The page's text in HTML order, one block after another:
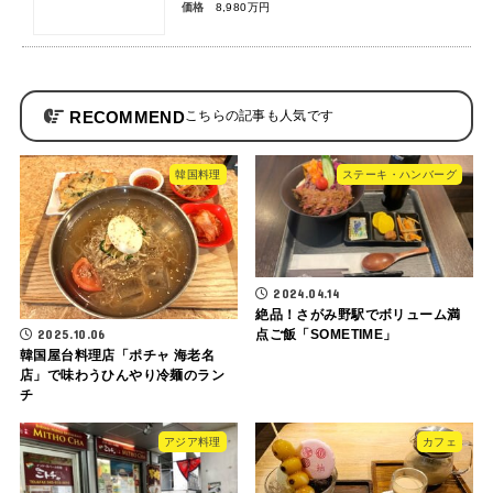
価格
8,980万円
RECOMMEND
韓国料理
2025.10.06
韓国屋台料理店「ポチャ 海老名
店」で味わうひんやり冷麺のラン
チ
ステーキ・ハンバーグ
2024.04.14
絶品！さがみ野駅でボリューム満
点ご飯「SOMETIME」
アジア料理 カフェ